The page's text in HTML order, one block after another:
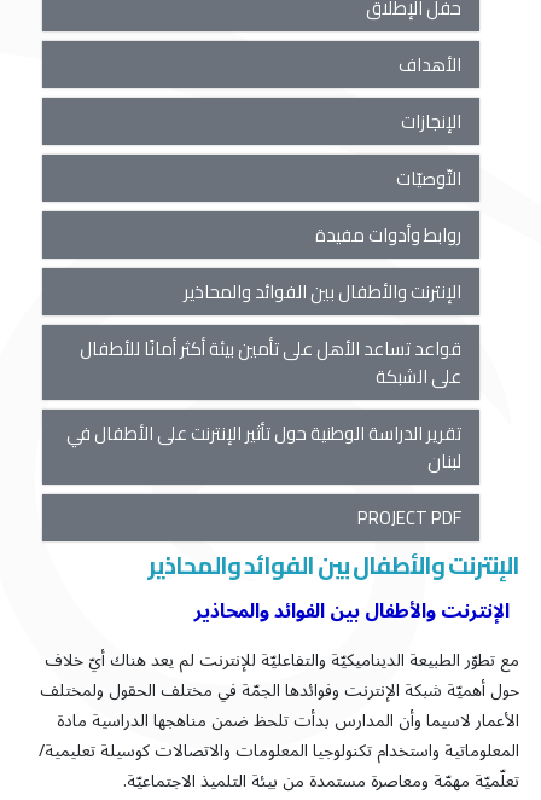
حفل الإطلاق
الأهداف
الإنجازات
التّوصيّات
روابط وأدوات مفيدة
الإنترنت والأطفال بين الفوائد والمحاذير
قواعد تساعد الأهل على تأمين بيئة أكثر أمانًا للأطفال
على الشبكة
تقرير الدراسة الوطنية حول تأثير الإنترنت على الأطفال في
لبنان
PROJECT PDF
الإنترنت والأطفال بين الفوائد والمحاذير
الإنترنت والأطفال بين الفوائد والمحاذير
مع تطوّر الطبيعة الديناميكيّة والتفاعليّة للإنترنت لم يعد هناك أيّ خلاف
حول أهميّة شبكة الإنترنت وفوائدها الجمّة في مختلف الحقول ولمختلف
الأعمار لاسيما وأن المدارس بدأت تلحظ ضمن مناهجها الدراسية مادة
المعلوماتية واستخدام تكنولوجيا المعلومات والاتصالات كوسيلة تعليمية/
تعلّميّة مهمّة ومعاصرة مستمدة من بيئة التلميذ الاجتماعيّة.